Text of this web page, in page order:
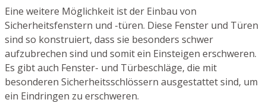
Eine weitere Möglichkeit ist der Einbau von
Sicherheitsfenstern und -türen. Diese Fenster und Türen
sind so konstruiert, dass sie besonders schwer
aufzubrechen sind und somit ein Einsteigen erschweren.
Es gibt auch Fenster- und Türbeschläge, die mit
besonderen Sicherheitsschlössern ausgestattet sind, um
ein Eindringen zu erschweren.